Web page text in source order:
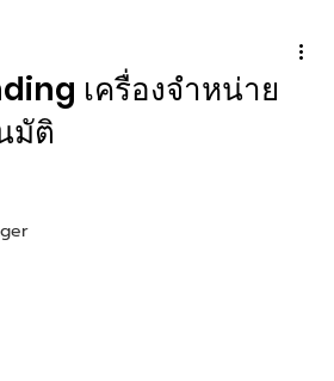
เครื่องจำหน่าย
มัติ